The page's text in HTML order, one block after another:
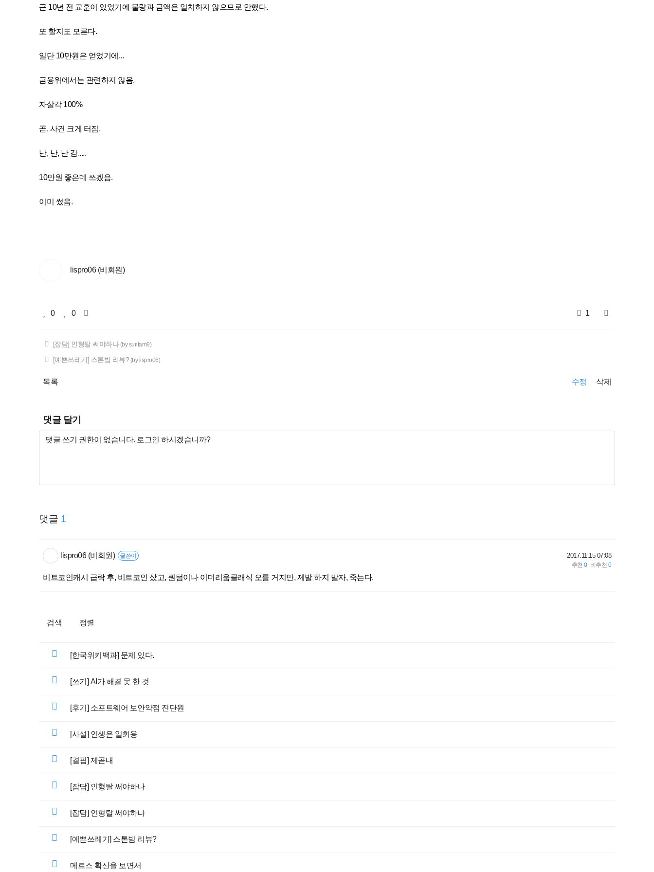
근 10년 전 교훈이 있었기에 물량과 금액은 일치하지 않으므로 안했다.
또 할지도 모른다.
일단 10만원은 얻었기에...
금융위에서는 관련하지 않음.
자살각 100%
곧. 사건 크게 터짐.
난, 난, 난 감.....
10만원 좋은데 쓰겠음.
이미 썼음.
lispro06 (비회원)
0 0 1
[잡담] 인형탈 써야하나(by suritam9)
[예쁜쓰레기] 스톤빔 리뷰?(by lispro06)
목록 수정 삭제
댓글 달기
댓글 1
lispro06 (비회원) 글쓴이 2017.11.15 07:08
비트코인캐시 급락 후, 비트코인 샀고, 퀀텀이나 이더리움클래식 오를 거지만, 제발 하지 말자, 죽는다.
검색 정렬
[한국위키백과] 문제 있다.
[쓰기] AI가 해결 못 한 것
[후기] 소프트웨어 보안약점 진단원
[사설] 인생은 일회용
[결핍] 제곧내
[잡담] 인형탈 써야하나
[잡담] 인형탈 써야하나
[예쁜쓰레기] 스톤빔 리뷰?
메르스 확산을 보면서